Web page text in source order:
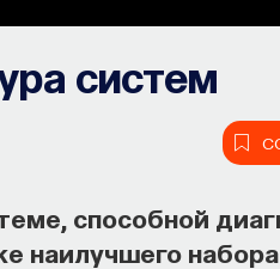
систем
способной
наилучшего